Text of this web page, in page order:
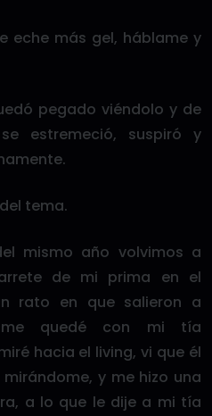
eche más gel, háblame y
pegado viéndolo y de
estremeció, suspiró y
tema.
mismo año volvimos a
de mi prima en el
rato en que salieron a
quedé con mi tía
hacia el living, vi que él
y me hizo una
a lo que le dije a mi tía